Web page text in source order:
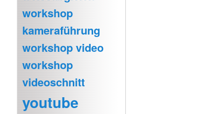
workshop
kameraführung
workshop video
workshop
videoschnitt
youtube